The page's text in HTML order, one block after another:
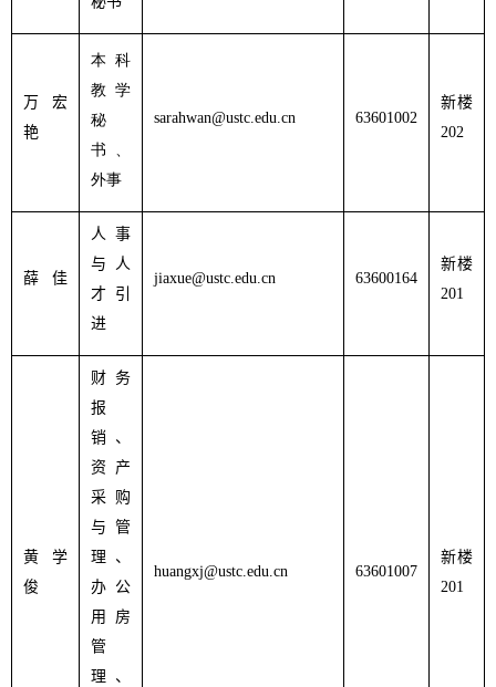
万宏
艳
本科
教学
秘
书、
外事
sarahwan@ustc.edu.cn 63601002
新楼
202
薛 佳
人事
与人
才引
进
jiaxue@ustc.edu.cn 63600164
新楼
201
黄学
俊
财务
报
销、
资产
采购
与管
理、
办公
用房
管
理、
huangxj@ustc.edu.cn 63601007
新楼
201